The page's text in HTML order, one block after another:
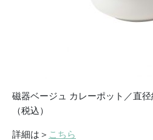
磁器ベージュ カレーポット／直
（税込）
詳細は＞ こちら